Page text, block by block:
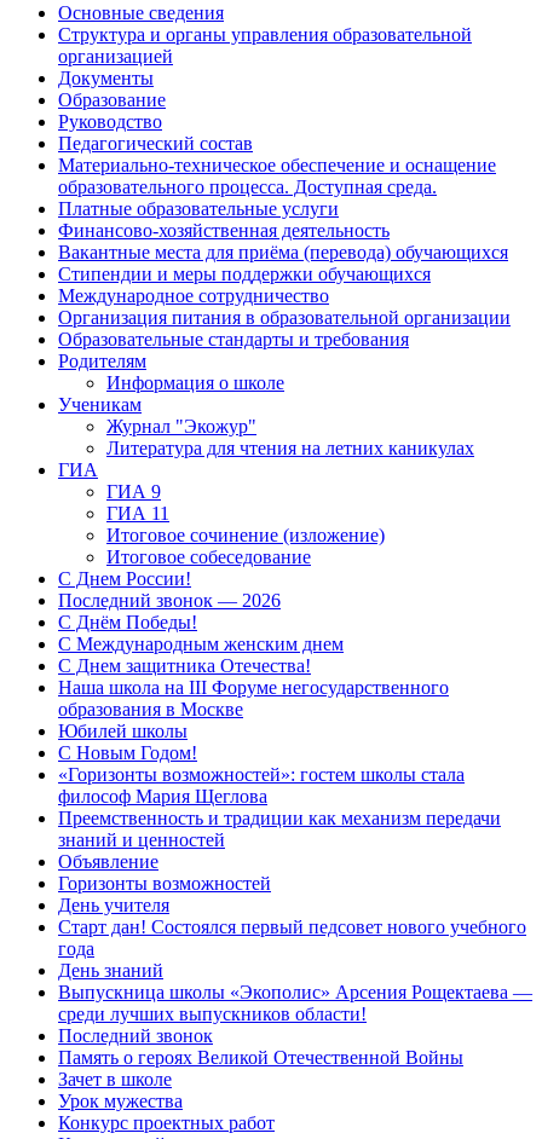
Основные сведения
Структура и органы управления образовательной
организацией
Документы
Образование
Руководство
Педагогический состав
Материально-техническое обеспечение и оснащение
образовательного процесса. Доступная среда.
Платные образовательные услуги
Финансово-хозяйственная деятельность
Вакантные места для приёма (перевода) обучающихся
Стипендии и меры поддержки обучающихся
Международное сотрудничество
Организация питания в образовательной организации
Образовательные стандарты и требования
Родителям
Информация о школе
Ученикам
Журнал "Экожур"
Литература для чтения на летних каникулах
ГИА
ГИА 9
ГИА 11
Итоговое сочинение (изложение)
Итоговое собеседование
С Днем России!
Последний звонок — 2026
С Днём Победы!
С Международным женским днем
С Днем защитника Отечества!
Наша школа на III Форуме негосударственного
образования в Москве
Юбилей школы
С Новым Годом!
«Горизонты возможностей»: гостем школы стала
философ Мария Щеглова
Преемственность и традиции как механизм передачи
знаний и ценностей
Объявление
Горизонты возможностей
День учителя
Старт дан! Состоялся первый педсовет нового учебного
года
День знаний
Выпускница школы «Экополис» Арсения Рощектаева —
среди лучших выпускников области!
Последний звонок
Память о героях Великой Отечественной Войны
Зачет в школе
Урок мужества
Конкурс проектных работ